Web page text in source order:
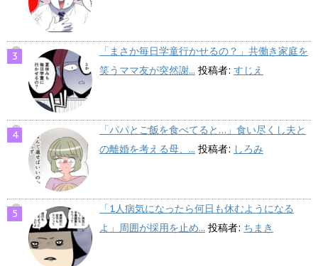
「まさか毎日学童行かせるの？」共働き家庭を
笑うママ友が突然謝... 投稿者: すじえ
「パパとご飯を食べてると…」食い尽くし夫と
の離婚を考える母、... 投稿者: しろみ
「1人病気になったら何日も休むようになる
よ」周囲が採用を止め... 投稿者: ちまき